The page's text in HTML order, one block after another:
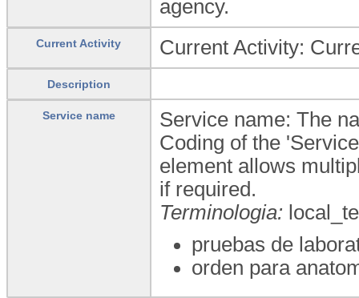
agency.
Current Activity Current Activity:
Description
Service name
Service name: The
Coding of the
element allows
if required.
Terminologia:
pruebas de
orden para